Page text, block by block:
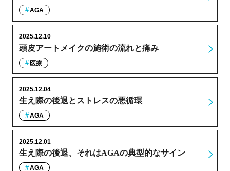
AGA
頭皮アートメイクの施術の流れと痛み
2025.12.10
医療
生え際の後退とストレスの悪循環
2025.12.04
AGA
生え際の後退、それはAGAの典型的なサイン
2025.12.01
AGA